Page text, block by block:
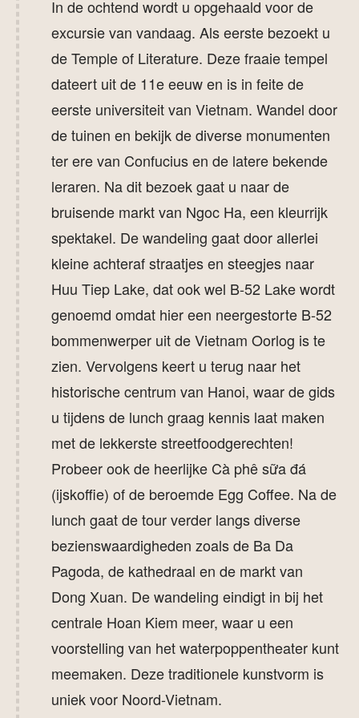
programma met een boottocht, u gaat fietsen en
u maakt een tochtje per sampan. Tot slot gaat de
reis door naar Mui Ne voor een welverdiende
strandvakantie!
Kies voor een reis door Vietnam op maat
Original Asia is gespecialiseerd in
maatwerkreizen. Mocht u nog aanpassingen
willen doen aan de rondreis Vietnam , dan is dat
geen enkel probleem. Een ander hotel,
verlenging, extra, excursies, etc. Laat het ons
weten en wij stellen graag uw droomreis samen
en sturen u een vrijblijvende offerte toe. Wanneer
u nog vragen heeft of meer informatie wilt, neemt
u eenvoudig
contact met ons
op. U bereikt ons
door te bellen naar +31(0)85 760 47 00 of door te
mailen naar
reizen@originalasia.nl .
In de ochtend wordt u opgehaald voor de
excursie van vandaag. Als eerste bezoekt u
de Temple of Literature. Deze fraaie tempel
dateert uit de 11e eeuw en is in feite de
eerste universiteit van Vietnam. Wandel door
de tuinen en bekijk de diverse monumenten
ter ere van Confucius en de latere bekende
leraren. Na dit bezoek gaat u naar de
bruisende markt van Ngoc Ha, een kleurrijk
spektakel. De wandeling gaat door allerlei
kleine achteraf straatjes en steegjes naar
Huu Tiep Lake, dat ook wel B-52 Lake wordt
genoemd omdat hier een neergestorte B-52
bommenwerper uit de Vietnam Oorlog is te
zien. Vervolgens keert u terug naar het
historische centrum van Hanoi, waar de gids
u tijdens de lunch graag kennis laat maken
met de lekkerste streetfoodgerechten!
Probeer ook de heerlijke Cà phê sữa đá
(ijskoffie) of de beroemde Egg Coffee. Na de
lunch gaat de tour verder langs diverse
bezienswaardigheden zoals de Ba Da
Pagoda, de kathedraal en de markt van
Dong Xuan. De wandeling eindigt in bij het
centrale Hoan Kiem meer, waar u een
voorstelling van het waterpoppentheater kunt
meemaken. Deze traditionele kunstvorm is
uniek voor Noord-Vietnam.